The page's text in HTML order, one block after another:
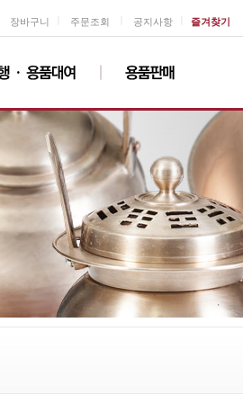
즐겨찾기
장바구니 주문조회 공지사항